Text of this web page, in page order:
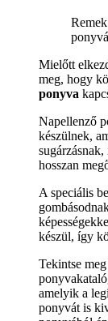
Mielőtt
meg, hogy
ponyva
Napellenző
készülnek,
hosszan
A speciális
készül, így
Tekintse
amelyik a
ponyvát is